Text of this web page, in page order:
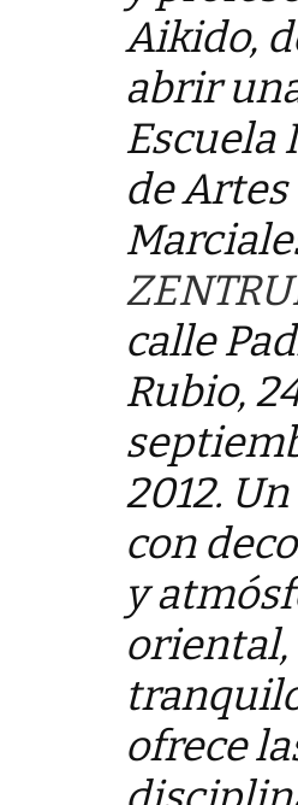
Aikido,
abrir
Escuela
de Artes
calle
Rubio,
2012.
con
y
oriental,
ofrece